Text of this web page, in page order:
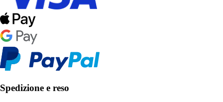
Spedizione e reso